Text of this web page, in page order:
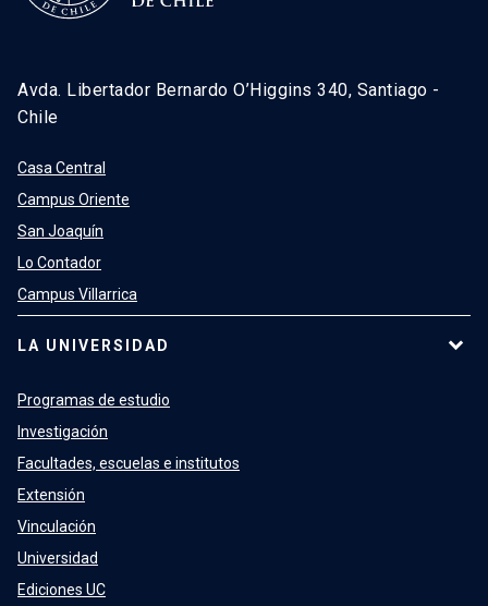
Avda. Libertador Bernardo O’Higgins 340, Santiago -
Chile
Casa Central
Campus Oriente
San Joaquín
Lo Contador
Campus Villarrica
LA UNIVERSIDAD
Programas de estudio
Investigación
Facultades, escuelas e institutos
Extensión
Vinculación
Universidad
Ediciones UC